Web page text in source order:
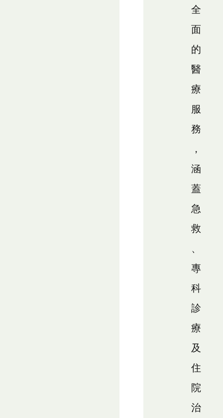
全
面
的
醫
療
服
務
，
涵
蓋
急
救
、
專
科
診
療
及
住
院
治